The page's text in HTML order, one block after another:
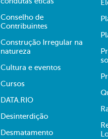
Conselho de
Contribuintes
Construção Irregular na
natureza
Cultura e eventos
Cursos
DATA.RIO
Desinterdição
Desmatamento